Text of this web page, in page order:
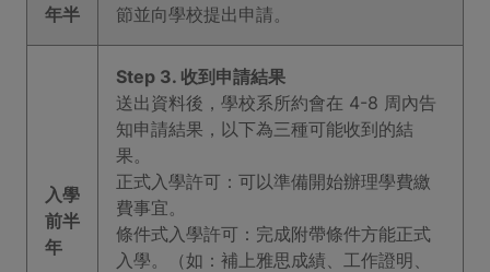
年半
節並向學校提出申請。
入學
前半
年
Step 3. 收到申請結果
送出資料後，學校系所約會在 4-8 周內告
知申請結果，以下為三種可能收到的結
果。
正式入學許可：可以準備開始辦理學費繳
費事宜。
條件式入學許可：完成附帶條件方能正式
入學。（如：補上雅思成績、工作證明、